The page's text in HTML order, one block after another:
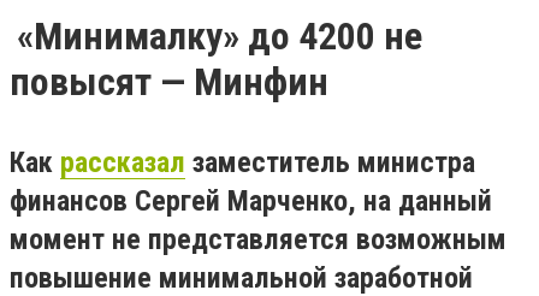
«Минималку» до 4200 не
повысят — Минфин
Как рассказал заместитель министра
финансов Сергей Марченко, на данный
момент не представляется возможным
повышение минимальной заработной